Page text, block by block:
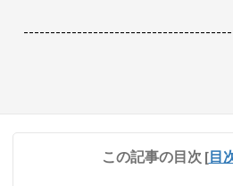
この記事の目次 [目